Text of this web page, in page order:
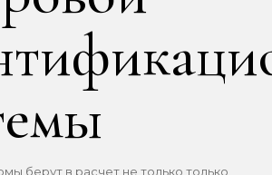
берут в расчет не только только